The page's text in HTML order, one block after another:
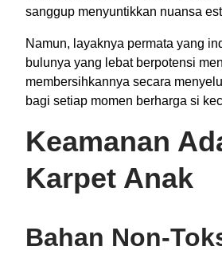
sanggup menyuntikkan nuansa
Namun, layaknya permata yang
bulunya yang lebat berpotensi
membersihkannya secara
bagi setiap momen berharga si
Keamanan
Karpet Anak
Bahan Non-